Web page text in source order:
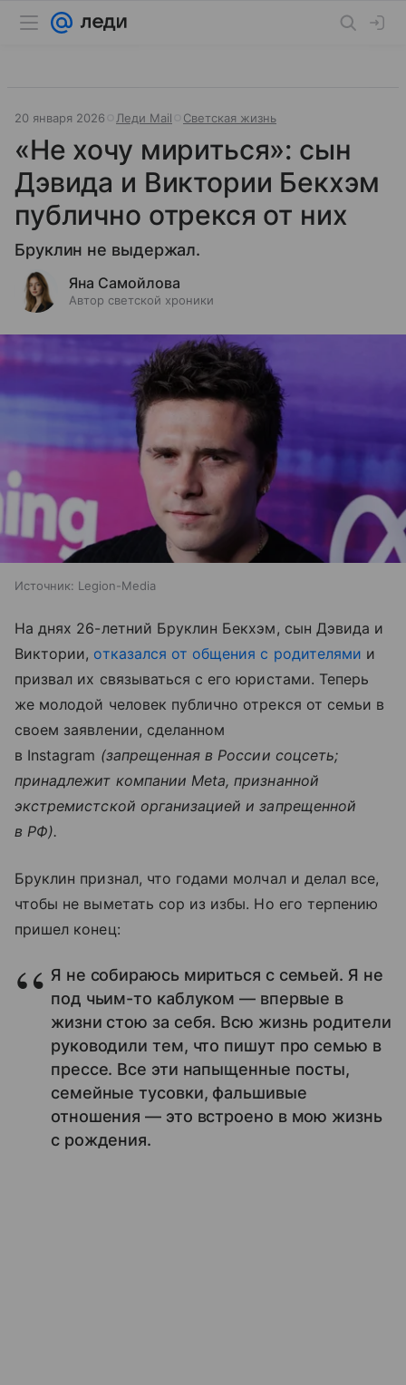
20 января 2026 Леди Mail Светская жизнь
«Не хочу мириться»: сын
Дэвида и Виктории Бекхэм
публично отрекся от них
Бруклин не выдержал.
Яна Самойлова
Автор светской хроники
Источник: Legion-Media
На днях 26-летний Бруклин Бекхэм, сын Дэвида и
Виктории, отказался от общения с родителями и
призвал их связываться с его юристами. Теперь
же молодой человек публично отрекся от семьи в
своем заявлении, сделанном
в Instagram (запрещенная в России соцсеть;
принадлежит компании Meta, признанной
экстремистской организацией и запрещенной
в РФ).
Бруклин признал, что годами молчал и делал все,
чтобы не выметать сор из избы. Но его терпению
пришел конец:
Я не собираюсь мириться с семьей. Я не
под чьим-то каблуком — впервые в
жизни стою за себя. Всю жизнь родители
руководили тем, что пишут про семью в
прессе. Все эти напыщенные посты,
семейные тусовки, фальшивые
отношения — это встроено в мою жизнь
с рождения.